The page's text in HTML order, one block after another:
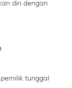
diri dengan
tunggal